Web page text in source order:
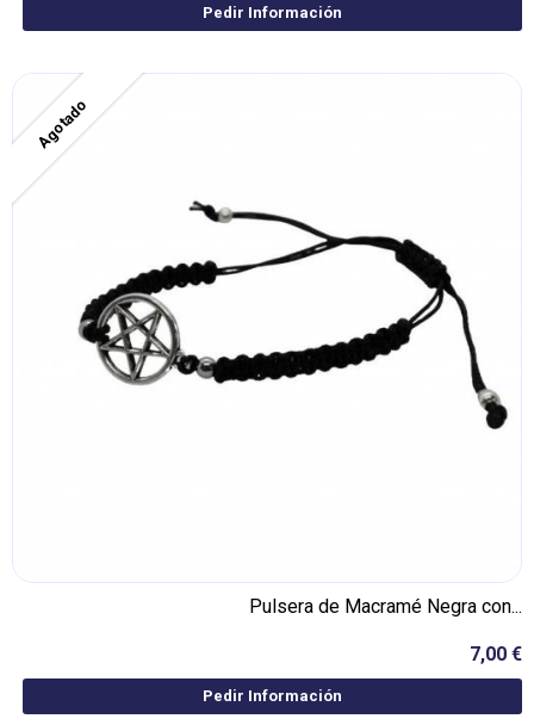
Pedir Información
Agotado
Pulsera de Macramé Negra con...
7,00 €
Pedir Información